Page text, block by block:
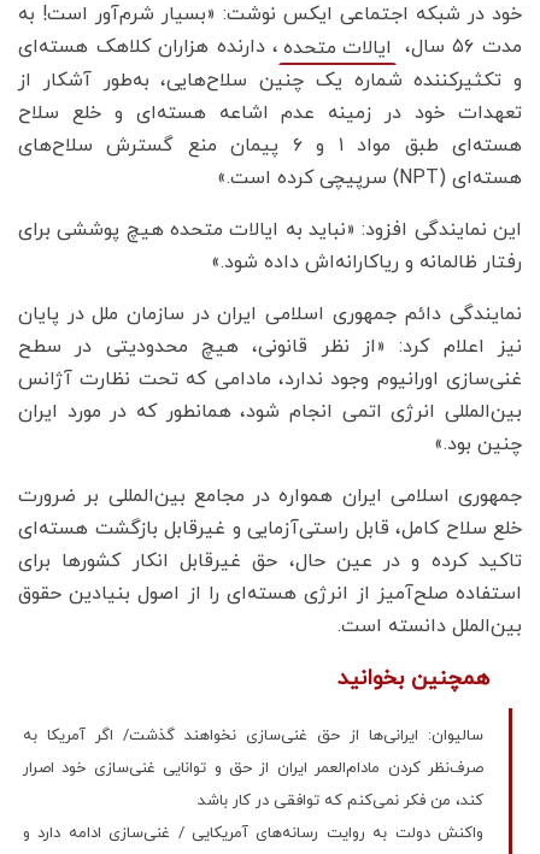
خود در شبکه اجتماعی ایکس نوشت: «بسیار شرم‌آور است! به
مدت ۵۶ سال،
ایالات متحده ، دارنده هزاران کلاهک هسته‌ای
و تکثیرکننده شماره یک چنین سلاح‌هایی، به‌طور آشکار از
تعهدات خود در زمینه عدم اشاعه هسته‌ای و خلع سلاح
هسته‌ای طبق مواد ۱ و ۶ پیمان منع گسترش سلاح‌های
هسته‌ای (NPT) سرپیچی کرده است.»
این نمایندگی افزود: «نباید به ایالات متحده هیچ پوششی برای
رفتار ظالمانه و ریاکارانه‌اش داده شود.»
نمایندگی دائم جمهوری اسلامی ایران در سازمان ملل در پایان
نیز اعلام کرد: «از نظر قانونی، هیچ محدودیتی در سطح
غنی‌سازی اورانیوم وجود ندارد، مادامی که تحت نظارت آژانس
بین‌المللی انرژی اتمی انجام شود، همانطور که در مورد ایران
چنین بود.»
جمهوری اسلامی ایران همواره در مجامع بین‌المللی بر ضرورت
خلع سلاح کامل، قابل راستی‌آزمایی و غیرقابل بازگشت هسته‌ای
تاکید کرده و در عین حال، حق غیرقابل انکار کشورها برای
استفاده صلح‌آمیز از انرژی هسته‌ای را از اصول بنیادین حقوق
بین‌الملل دانسته است.
همچنین بخوانید
سالیوان: ایرانی‌ها از حق غنی‌سازی نخواهند گذشت/ اگر آمریکا به
صرف‌نظر کردن مادام‌العمر ایران از حق و توانایی غنی‌سازی خود اصرار
کند، من فکر نمی‌کنم که توافقی در کار باشد
واکنش دولت به روایت رسانه‌های آمریکایی / غنی‌سازی ادامه دارد و